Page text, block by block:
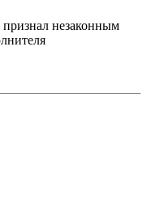
незаконным